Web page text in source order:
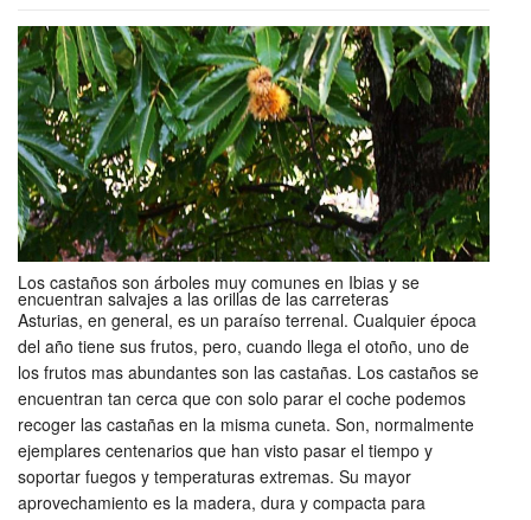
Los castaños son árboles muy comunes en Ibias y se
encuentran salvajes a las orillas de las carreteras
Asturias, en general, es un paraíso terrenal. Cualquier época
del año tiene sus frutos, pero, cuando llega el otoño, uno de
los frutos mas abundantes son las castañas. Los castaños se
encuentran tan cerca que con solo parar el coche podemos
recoger las castañas en la misma cuneta. Son, normalmente
ejemplares centenarios que han visto pasar el tiempo y
soportar fuegos y temperaturas extremas. Su mayor
aprovechamiento es la madera, dura y compacta para